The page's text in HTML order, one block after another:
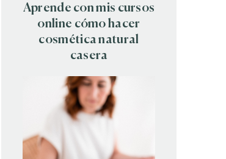
Aprende con mis cursos
online cómo hacer
cosmética natural
casera